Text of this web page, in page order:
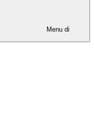
Menu di